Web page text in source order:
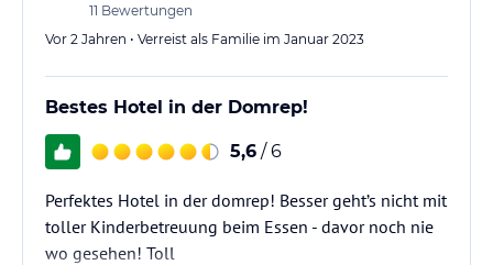
11 Bewertungen
Vor 2 Jahren • Verreist als Familie im Januar 2023
Bestes Hotel in der Domrep!
5,6 / 6
Perfektes Hotel in der domrep! Besser geht’s nicht mit
toller Kinderbetreuung beim Essen - davor noch nie
wo gesehen! Toll